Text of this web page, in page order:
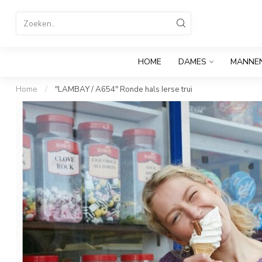
HOME DAMES
Home / "LAMBAY / A654" Ronde hals Ierse trui